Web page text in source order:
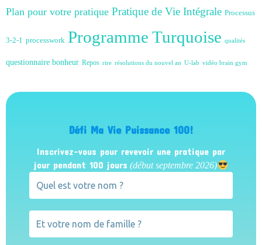
Plan pour votre pratique Pratique de Vie Intégrale Processus
3-2-1 processwork Programme Turquoise qualités
questionnaire bonheur Repos rire résolutions du nouvel an U-lab vidéo brain gym
Défi Ma Vie Puissance 100!
Inscrivez-vous pour revevoir une pratique par
jour pendant 100 jours (début septembre 2026)